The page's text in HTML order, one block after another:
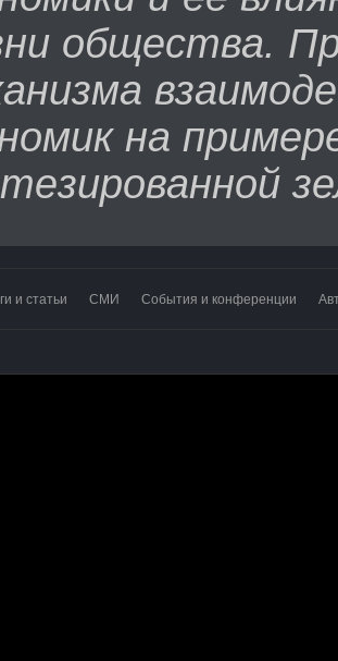
общества.
на
и статьи СМИ События и конференции